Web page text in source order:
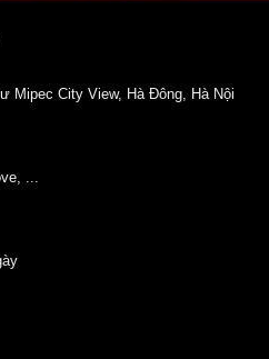
Mipec City View, Hà Đông, Hà Nội
...